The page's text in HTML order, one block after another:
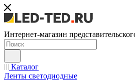
Интернет-магазин
Каталог
Ленты светодиодные